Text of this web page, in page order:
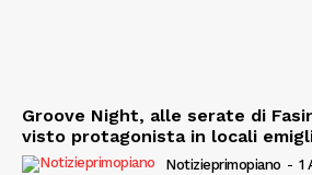
Groove Night, alle serate di
visto protagonista in locali
Notizieprimopiano - 1